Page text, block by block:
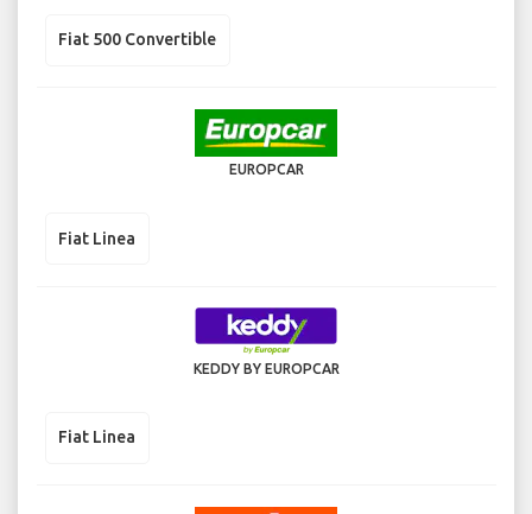
Fiat 500 Convertible
EUROPCAR
Fiat Linea
KEDDY BY EUROPCAR
Fiat Linea